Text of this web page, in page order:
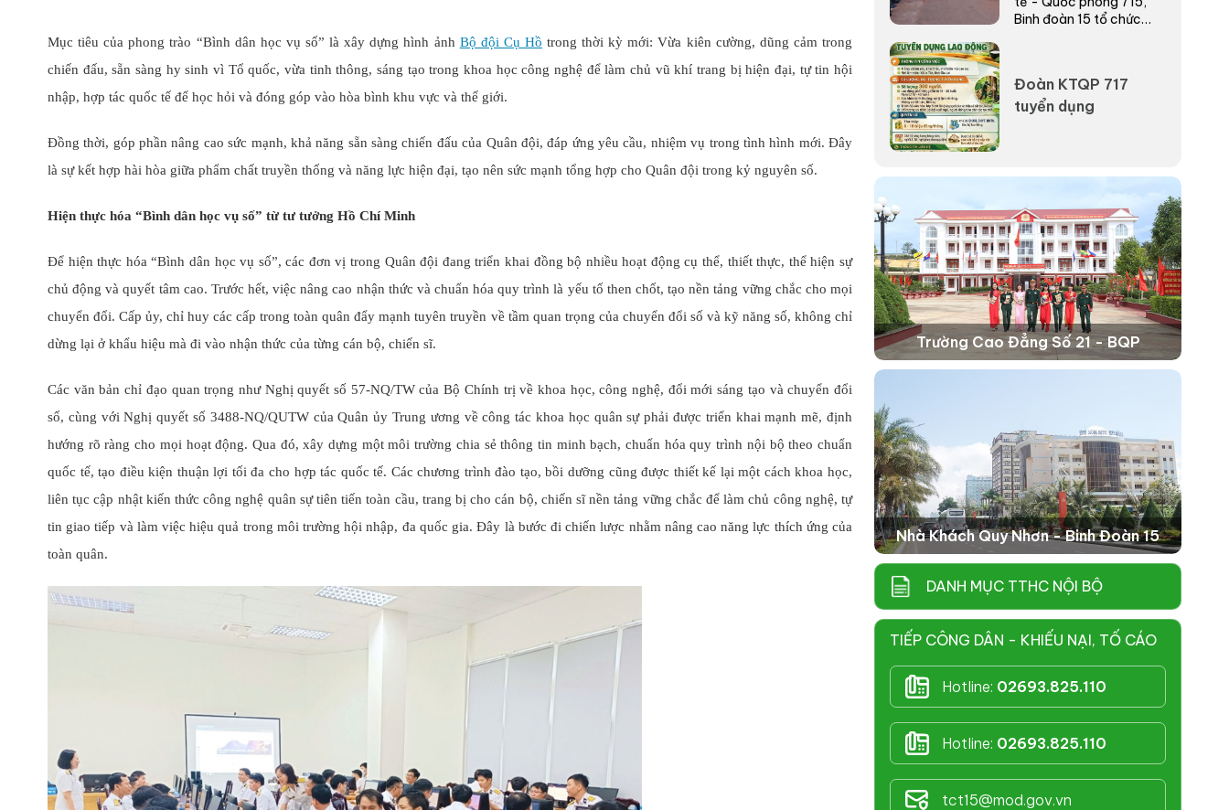
Mục tiêu của phong trào “Bình dân học vụ số” là xây dựng hình ảnh Bộ đội Cụ Hồ trong thời kỳ mới: Vừa kiên cường, dũng cảm trong
chiến đấu, sẵn sàng hy sinh vì Tổ quốc, vừa tinh thông, sáng tạo trong khoa học công nghệ để làm chủ vũ khí trang bị hiện đại, tự tin hội
nhập, hợp tác quốc tế để học hỏi và đóng góp vào hòa bình khu vực và thế giới.
Đồng thời, góp phần nâng cao sức mạnh, khả năng sẵn sàng chiến đấu của Quân đội, đáp ứng yêu cầu, nhiệm vụ trong tình hình mới. Đây
là sự kết hợp hài hòa giữa phẩm chất truyền thống và năng lực hiện đại, tạo nên sức mạnh tổng hợp cho Quân đội trong kỷ nguyên số.
Hiện thực hóa “Bình dân học vụ số” từ tư tưởng Hồ Chí Minh
Để hiện thực hóa “Bình dân học vụ số”, các đơn vị trong Quân đội đang triển khai đồng bộ nhiều hoạt động cụ thể, thiết thực, thể hiện sự
chủ động và quyết tâm cao. Trước hết, việc nâng cao nhận thức và chuẩn hóa quy trình là yếu tố then chốt, tạo nền tảng vững chắc cho mọi
chuyển đổi. Cấp ủy, chỉ huy các cấp trong toàn quân đẩy mạnh tuyên truyền về tầm quan trọng của chuyển đổi số và kỹ năng số, không chỉ
dừng lại ở khẩu hiệu mà đi vào nhận thức của từng cán bộ, chiến sĩ.
Các văn bản chỉ đạo quan trọng như Nghị quyết số 57-NQ/TW của Bộ Chính trị về khoa học, công nghệ, đổi mới sáng tạo và chuyển đổi
số, cùng với Nghị quyết số 3488-NQ/QUTW của Quân ủy Trung ương về công tác khoa học quân sự phải được triển khai mạnh mẽ, định
hướng rõ ràng cho mọi hoạt động. Qua đó, xây dựng một môi trường chia sẻ thông tin minh bạch, chuẩn hóa quy trình nội bộ theo chuẩn
quốc tế, tạo điều kiện thuận lợi tối đa cho hợp tác quốc tế. Các chương trình đào tạo, bồi dưỡng cũng được thiết kế lại một cách khoa học,
liên tục cập nhật kiến thức công nghệ quân sự tiên tiến toàn cầu, trang bị cho cán bộ, chiến sĩ nền tảng vững chắc để làm chủ công nghệ, tự
tin giao tiếp và làm việc hiệu quả trong môi trường hội nhập, đa quốc gia. Đây là bước đi chiến lược nhằm nâng cao năng lực thích ứng của
toàn quân.
truyền thống
Binh đoàn 15 tổ chức
Đoàn KTQP 717
tuyển dụng
Trường Cao Đẳng Số 21 - BQP
Nhà Khách Quy Nhơn - Binh Đoàn 15
DANH MỤC TTHC NỘI BỘ
TIẾP CÔNG DÂN - KHIẾU NẠI, TỐ CÁO
Hotline: 02693.825.110
Hotline: 02693.825.110
tct15@mod.gov.vn